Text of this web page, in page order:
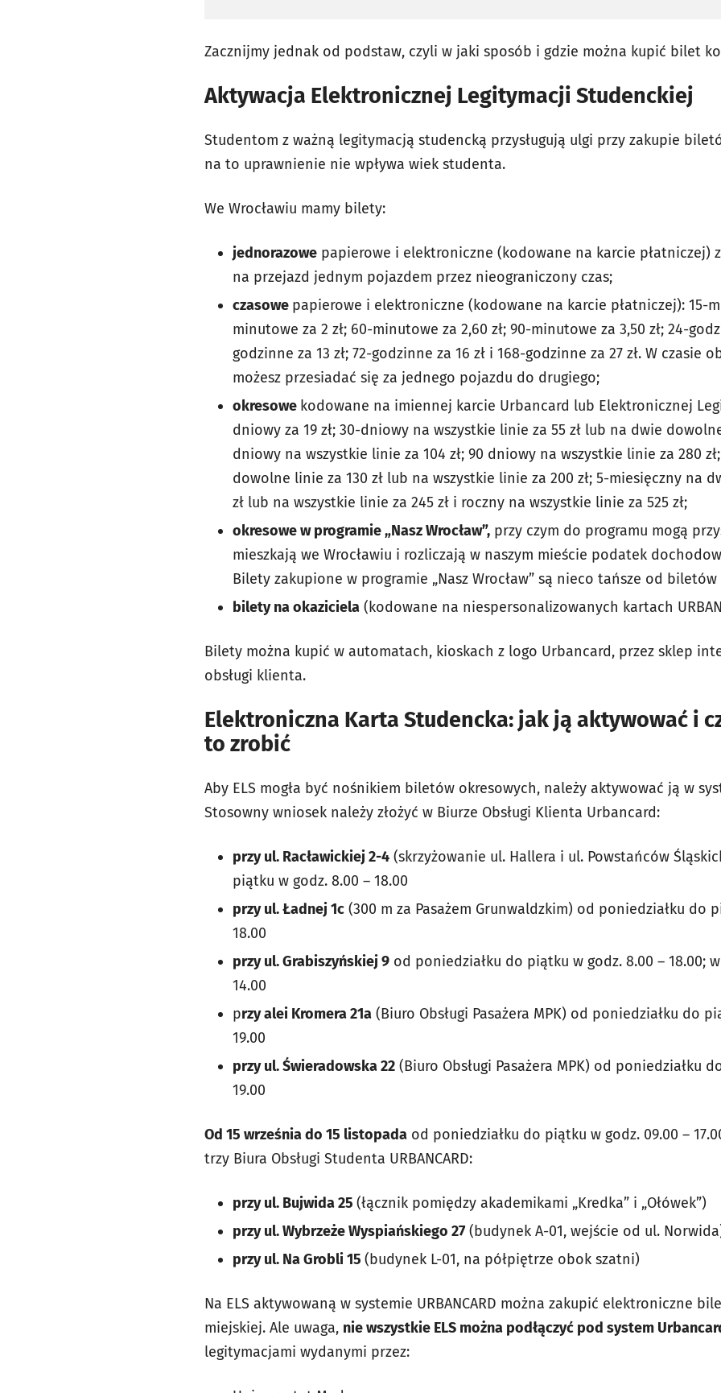
Zacznijmy jednak od podstaw, czyli w jaki sposób i gdzie można kupić bilet
Aktywacja Elektronicznej Legitymacji Studenckiej
Studentom z ważną legitymacją studencką przysługują ulgi przy zakupie
na to uprawnienie nie wpływa wiek studenta.
We Wrocławiu mamy bilety:
jednorazowe papierowe i elektroniczne (kodowane na karcie płatniczej)
na przejazd jednym pojazdem przez nieograniczony czas;
czasowe papierowe i elektroniczne (kodowane na karcie płatniczej): 15-
minutowe za 2 zł; 60-minutowe za 2,60 zł; 90-minutowe za 3,50 zł; 24-
godzinne za 13 zł; 72-godzinne za 16 zł i 168-godzinne za 27 zł. W czasie
możesz przesiadać się za jednego pojazdu do drugiego;
okresowe kodowane na imiennej karcie Urbancard lub Elektronicznej
dniowy za 19 zł; 30-dniowy na wszystkie linie za 55 zł lub na dwie
dniowy na wszystkie linie za 104 zł; 90 dniowy na wszystkie linie za 280
dowolne linie za 130 zł lub na wszystkie linie za 200 zł; 5-miesięczny na
zł lub na wszystkie linie za 245 zł i roczny na wszystkie linie za 525 zł;
okresowe w programie „Nasz Wrocław”, przy czym do programu mogą
mieszkają we Wrocławiu i rozliczają w naszym mieście podatek
Bilety zakupione w programie „Nasz Wrocław” są nieco tańsze od
bilety na okaziciela (kodowane na niespersonalizowanych kartach
Bilety można kupić w automatach, kioskach z logo Urbancard, przez sklep
obsługi klienta.
Elektroniczna Karta Studencka: jak ją aktywować i
to zrobić
Aby ELS mogła być nośnikiem biletów okresowych, należy aktywować ją w
Stosowny wniosek należy złożyć w Biurze Obsługi Klienta Urbancard:
przy ul. Racławickiej 2-4 (skrzyżowanie ul. Hallera i ul. Powstańców
piątku w godz. 8.00 – 18.00
przy ul. Ładnej 1c (300 m za Pasażem Grunwaldzkim) od poniedziałku do
18.00
przy ul. Grabiszyńskiej 9 od poniedziałku do piątku w godz. 8.00 – 18.00;
14.00
przy alei Kromera 21a (Biuro Obsługi Pasażera MPK) od poniedziałku do
19.00
przy ul. Świeradowska 22 (Biuro Obsługi Pasażera MPK) od poniedziałku
19.00
Od 15 września do 15 listopada od poniedziałku do piątku w godz. 09.00 –
trzy Biura Obsługi Studenta URBANCARD:
przy ul. Bujwida 25 (łącznik pomiędzy akademikami „Kredka” i „Ołówek”)
przy ul. Wybrzeże Wyspiańskiego 27 (budynek A-01, wejście od ul.
przy ul. Na Grobli 15 (budynek L-01, na półpiętrze obok szatni)
Na ELS aktywowaną w systemie URBANCARD można zakupić elektroniczne
miejskiej. Ale uwaga, nie wszystkie ELS można podłączyć pod system
legitymacjami wydanymi przez: